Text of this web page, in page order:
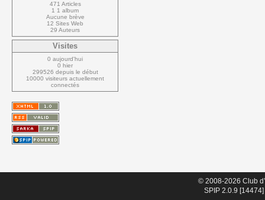
471 Articles
1 1 album
Aucune brève
12 Sites Web
29 Auteurs
Visites
0 aujourd'hui
0 hier
299526 depuis le début
10000 visiteurs actuellement
connectés
© 2008-2026 Club
SPIP 2.0.9 [14474]